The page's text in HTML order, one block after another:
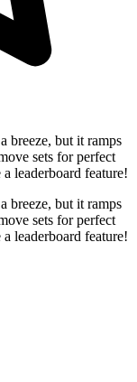
breeze, but it ramps
sets for perfect
leaderboard feature!
breeze, but it ramps
sets for perfect
leaderboard feature!